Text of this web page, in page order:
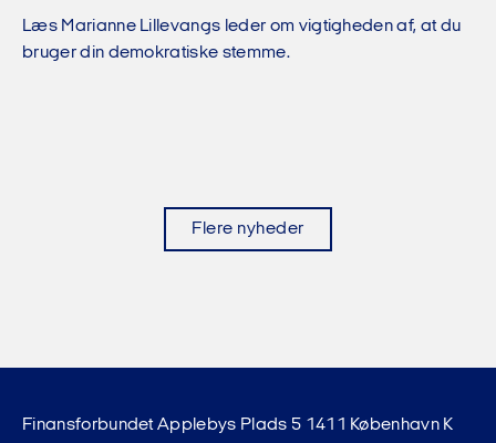
Læs Marianne Lillevangs leder om vigtigheden af, at du
bruger din demokratiske stemme.
Flere nyheder
Finansforbundet Applebys Plads 5 1411 København K